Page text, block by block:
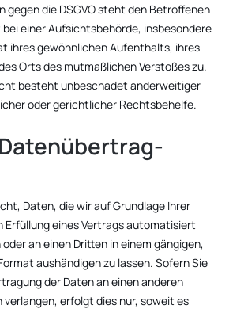
gegen die DSGVO steht den Betroffenen
einer Aufsichtsbehörde, insbesondere
ihres gewöhnlichen Aufenthalts, ihres
Orts des mutmaßlichen Verstoßes zu.
besteht unbeschadet anderweitiger
oder gerichtlicher Rechtsbehelfe.
Daten, die wir auf Grundlage Ihrer
Erfüllung eines Vertrags automatisiert
an einen Dritten in einem gängigen,
aushändigen zu lassen. Sofern Sie
der Daten an einen anderen
erfolgt dies nur, soweit es